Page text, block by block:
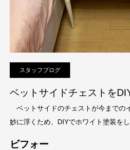
スタッフブログ
ベットサイドチェストを
ベットサイドのチェストが今までの
妙に浮くため、DIYでホワイト塗装をし
ビフォー